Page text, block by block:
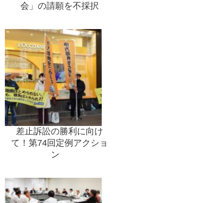
会」の請願を不採択
差止訴訟の勝利に向け
て！第74回定例アクショ
ン